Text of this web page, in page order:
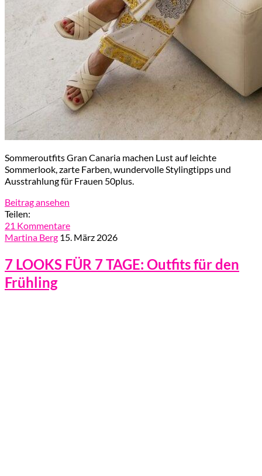
Sommeroutfits Gran Canaria machen Lust auf leichte
Sommerlook, zarte Farben, wundervolle Stylingtipps und
Ausstrahlung für Frauen 50plus.
Beitrag ansehen
Teilen:
21 Kommentare
Martina Berg 15. März 2026
7 LOOKS FÜR 7 TAGE: Outfits für den
Frühling